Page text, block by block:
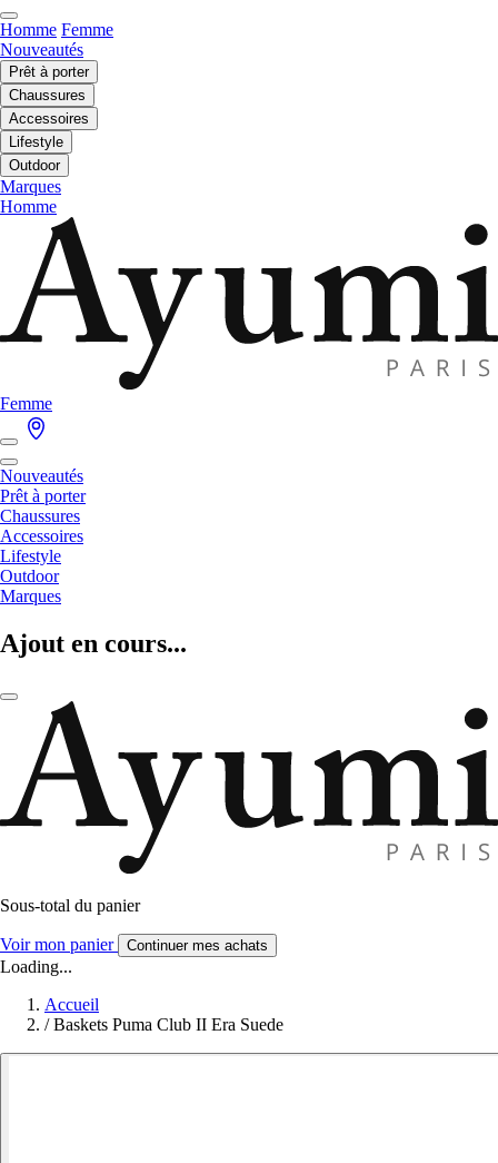
Homme Femme
Nouveautés
Prêt à porter
Chaussures
Accessoires
Lifestyle
Outdoor
Marques
Homme
Femme
Nouveautés
Prêt à porter
Chaussures
Accessoires
Lifestyle
Outdoor
Marques
Ajout en cours...
Sous-total du panier
Voir mon panier Continuer mes achats
Loading...
Accueil
/ Baskets Puma Club II Era Suede